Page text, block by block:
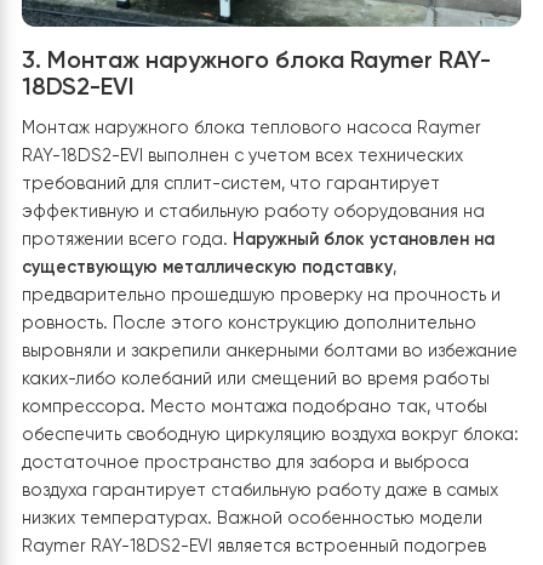
проведена очистка и подготовка площадки для
установки нового оборудования. Особое внимание
уделено проверке состояния фреоновых трасс и
магистрали не использовались повторно, поскольку
новый тепловой насос Raymer RAY-18DS2-EVI
оптимизированном диаметре и материалах труб для
эффективной работы системы EVI.